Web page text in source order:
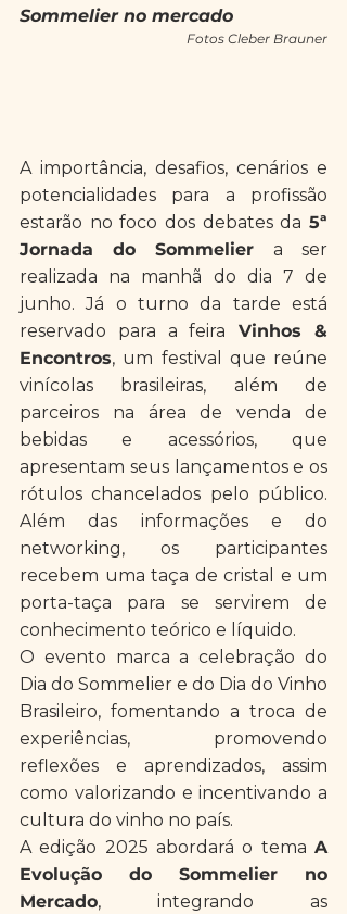
Sommelier no mercado
Fotos Cleber Brauner
A importância, desafios, cenários e
potencialidades para a profissão
estarão no foco dos debates da 5ª
Jornada do Sommelier a ser
realizada na manhã do dia 7 de
junho. Já o turno da tarde está
reservado para a feira Vinhos &
Encontros, um festival que reúne
vinícolas brasileiras, além de
parceiros na área de venda de
bebidas e acessórios, que
apresentam seus lançamentos e os
rótulos chancelados pelo público.
Além das informações e do
networking, os participantes
recebem uma taça de cristal e um
porta-taça para se servirem de
conhecimento teórico e líquido.
O evento marca a celebração do
Dia do Sommelier e do Dia do Vinho
Brasileiro, fomentando a troca de
experiências, promovendo
reflexões e aprendizados, assim
como valorizando e incentivando a
cultura do vinho no país. ​​​​
​A edição 2025 abordará o tema A
Evolução do Sommelier no
Mercado, integrando as